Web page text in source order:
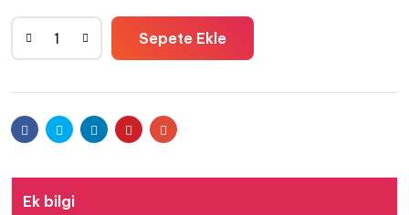
fiyat:
₺255,00.
andaki
fiyat:
Yasinli
ve
Hazırlık
Sucettin
Uluç
Sepete Ekle
FacebookTwitter LinkedinPinterestE-
Ek bilgi